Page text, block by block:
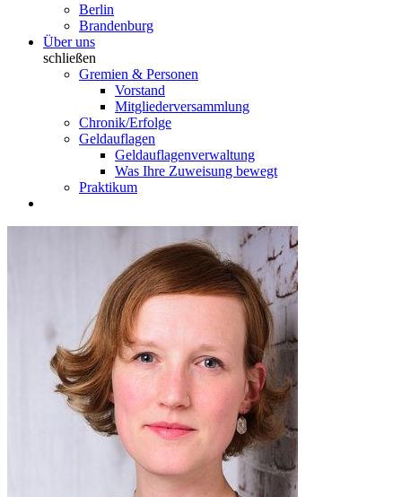
Berlin
Brandenburg
Über uns
schließen
Gremien & Personen
Vorstand
Mitgliederversammlung
Chronik/Erfolge
Geldauflagen
Geldauflagenverwaltung
Was Ihre Zuweisung bewegt
Praktikum